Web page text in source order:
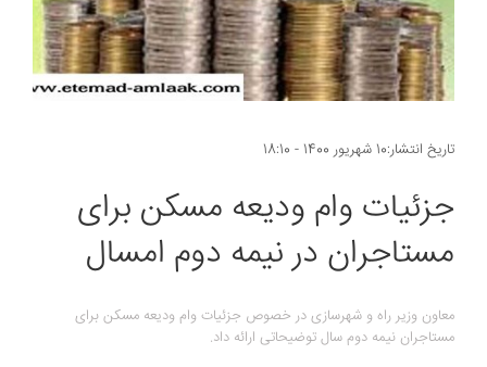
تاریخ انتشار:10 شهریور 1400 - 18:10
جزئیات وام ودیعه مسکن برای
مستاجران در نیمه دوم امسال
معاون وزیر راه و شهرسازی در خصوص جزئیات وام ودیعه مسکن برای
مستاجران نیمه دوم سال توضیحاتی ارائه داد.